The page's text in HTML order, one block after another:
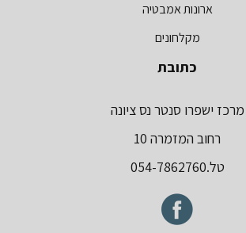
ארונות אמבטיה
מקלחונים
כתובת
מרכז ישפרו סנטר נס ציונה
רחוב המזמרה 10
טל.054-7862760